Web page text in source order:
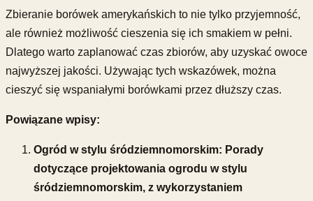
Zbieranie borówek amerykańskich to nie tylko przyjemność,
ale również możliwość cieszenia się ich smakiem w pełni.
Dlatego warto zaplanować czas zbiorów, aby uzyskać owoce
najwyższej jakości. Używając tych wskazówek, można
cieszyć się wspaniałymi borówkami przez dłuższy czas.
Powiązane wpisy:
Ogród w stylu śródziemnomorskim: Porady
dotyczące projektowania ogrodu w stylu
śródziemnomorskim, z wykorzystaniem